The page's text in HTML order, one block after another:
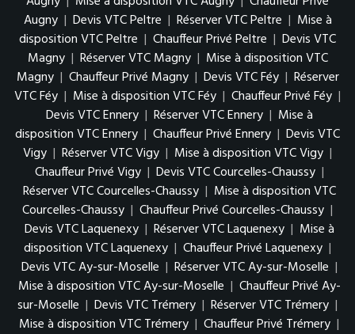
Augny | Devis VTC Peltre | Réserver VTC Peltre | Mise à
disposition VTC Peltre | Chauffeur Privé Peltre | Devis VTC
Magny | Réserver VTC Magny | Mise à disposition VTC
Magny | Chauffeur Privé Magny | Devis VTC Féy | Réserver
VTC Féy | Mise à disposition VTC Féy | Chauffeur Privé Féy |
Devis VTC Ennery | Réserver VTC Ennery | Mise à
disposition VTC Ennery | Chauffeur Privé Ennery | Devis VTC
Vigy | Réserver VTC Vigy | Mise à disposition VTC Vigy |
Chauffeur Privé Vigy | Devis VTC Courcelles-Chaussy |
Réserver VTC Courcelles-Chaussy | Mise à disposition VTC
Courcelles-Chaussy | Chauffeur Privé Courcelles-Chaussy |
Devis VTC Laquenexy | Réserver VTC Laquenexy | Mise à
disposition VTC Laquenexy | Chauffeur Privé Laquenexy |
Devis VTC Ay-sur-Moselle | Réserver VTC Ay-sur-Moselle |
Mise à disposition VTC Ay-sur-Moselle | Chauffeur Privé Ay-
sur-Moselle | Devis VTC Trémery | Réserver VTC Trémery |
Mise à disposition VTC Trémery | Chauffeur Privé Trémery |